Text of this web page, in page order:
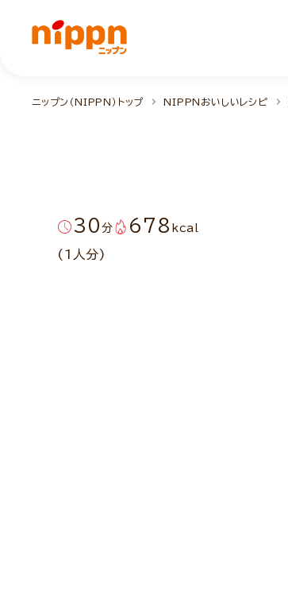
ニップン（NIPPN）トップ NIPPNおいしいレシピ
30 分 678 kcal
(1人分)